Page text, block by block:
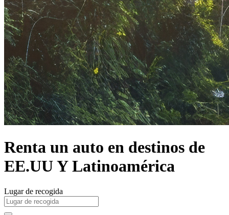
Renta un auto en destinos de
EE.UU Y Latinoamérica
Lugar de recogida